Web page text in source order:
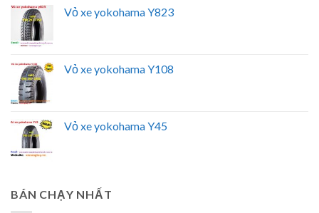
Vỏ xe yokohama Y823
Vỏ xe yokohama Y108
Vỏ xe yokohama Y45
BÁN CHẠY NHẤT